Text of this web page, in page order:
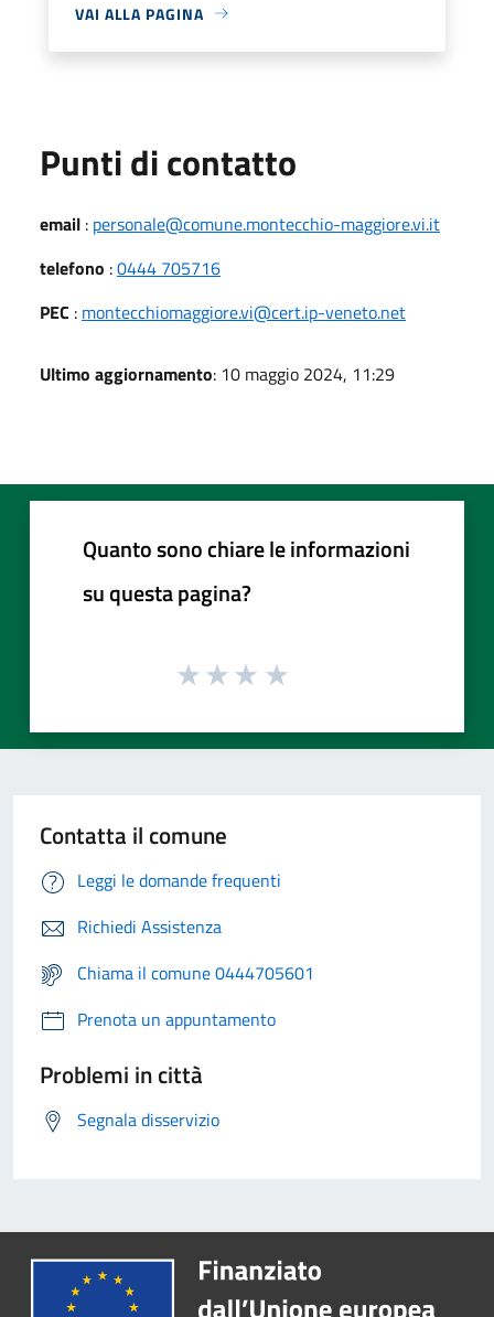
VAI ALLA PAGINA
Punti di contatto
email : personale@comune.montecchio-maggiore.vi.it
telefono :0444 705716
PEC : montecchiomaggiore.vi@cert.ip-veneto.net
Ultimo aggiornamento: 10 maggio 2024, 11:29
Quanto sono chiare le informazioni
su questa pagina?
Contatta il comune
Leggi le domande frequenti
Richiedi Assistenza
Chiama il comune 0444705601
Prenota un appuntamento
Problemi in città
Segnala disservizio